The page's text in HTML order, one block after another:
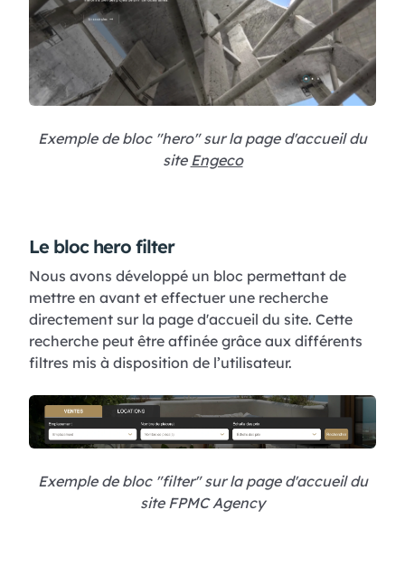
Exemple de bloc "hero" sur la page d'accueil du
site Engeco
Le bloc hero filter
Nous avons développé un bloc permettant de
mettre en avant et effectuer une recherche
directement sur la page d'accueil du site. Cette
recherche peut être affinée grâce aux différents
filtres mis à disposition de l’utilisateur.
Exemple de bloc "filter" sur la page d'accueil du
site FPMC Agency